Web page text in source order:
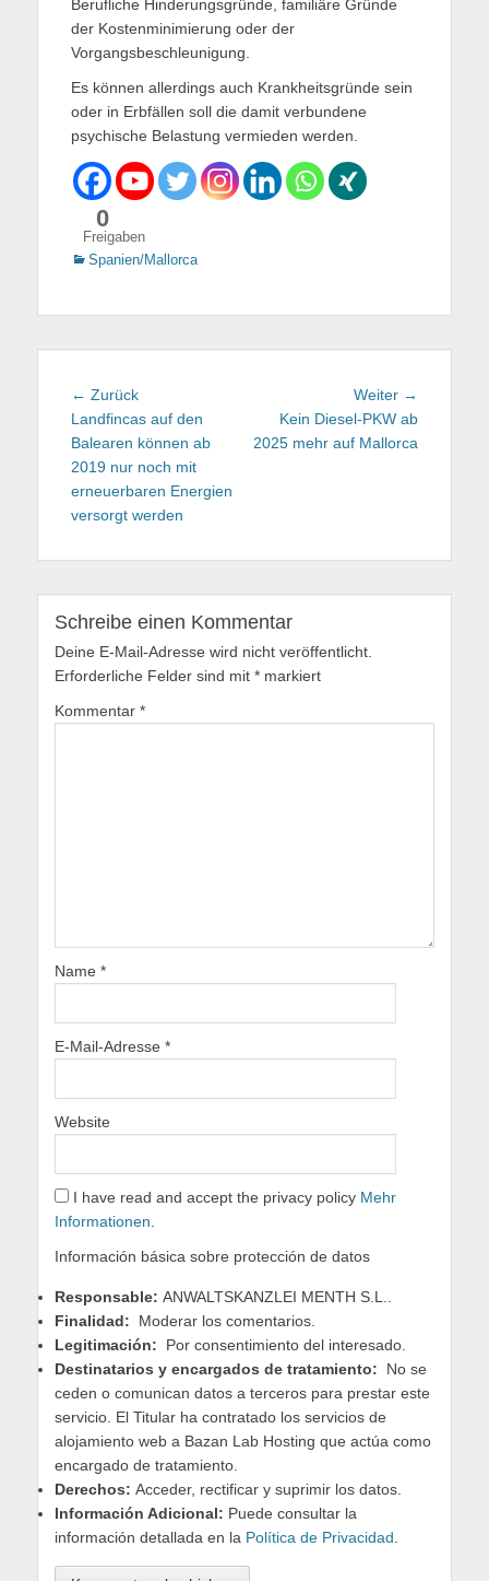
Berufliche Hinderungsgründe, familiäre Gründe
der Kostenminimierung oder der
Vorgangsbeschleunigung.
Es können allerdings auch Krankheitsgründe sein
oder in Erbfällen soll die damit verbundene
psychische Belastung vermieden werden.
0
Freigaben
Kategorien
Spanien/Mallorca
Beitragsnavigation
← Zurück
Beitrag:
Landfincas auf den
Balearen können ab
2019 nur noch mit
erneuerbaren Energien
versorgt werden
Weiter →
Kein Diesel-PKW ab
2025 mehr auf Mallorca
Schreibe einen Kommentar
Deine E-Mail-Adresse wird nicht veröffentlicht.
Erforderliche Felder sind mit * markiert
Kommentar *
Name *
E-Mail-Adresse *
Website
I have read and accept the privacy policy Mehr
Informationen.
Información básica sobre protección de datos
Responsable: ANWALTSKANZLEI MENTH S.L..
Finalidad: Moderar los comentarios.
Legitimación: Por consentimiento del interesado.
Destinatarios y encargados de tratamiento: No se
ceden o comunican datos a terceros para prestar este
servicio. El Titular ha contratado los servicios de
alojamiento web a Bazan Lab Hosting que actúa como
encargado de tratamiento.
Derechos: Acceder, rectificar y suprimir los datos.
Información Adicional: Puede consultar la
información detallada en la Política de Privacidad.